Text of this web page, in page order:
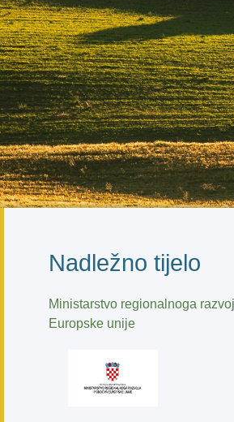
Nadležno tijelo
Ministarstvo regionalnoga
Europske unije